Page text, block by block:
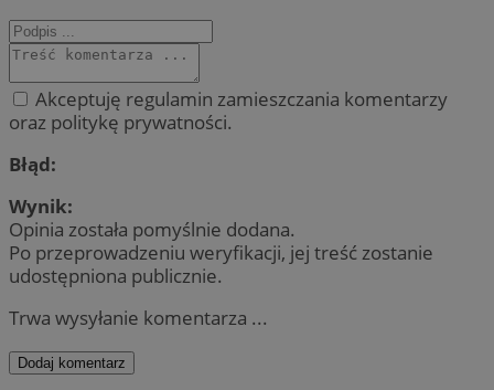
Akceptuję regulamin zamieszczania komentarzy
oraz politykę prywatności.
Błąd:
Wynik:
Opinia została pomyślnie dodana.
Po przeprowadzeniu weryfikacji, jej treść zostanie
udostępniona publicznie.
Trwa wysyłanie komentarza ...
Dodaj komentarz